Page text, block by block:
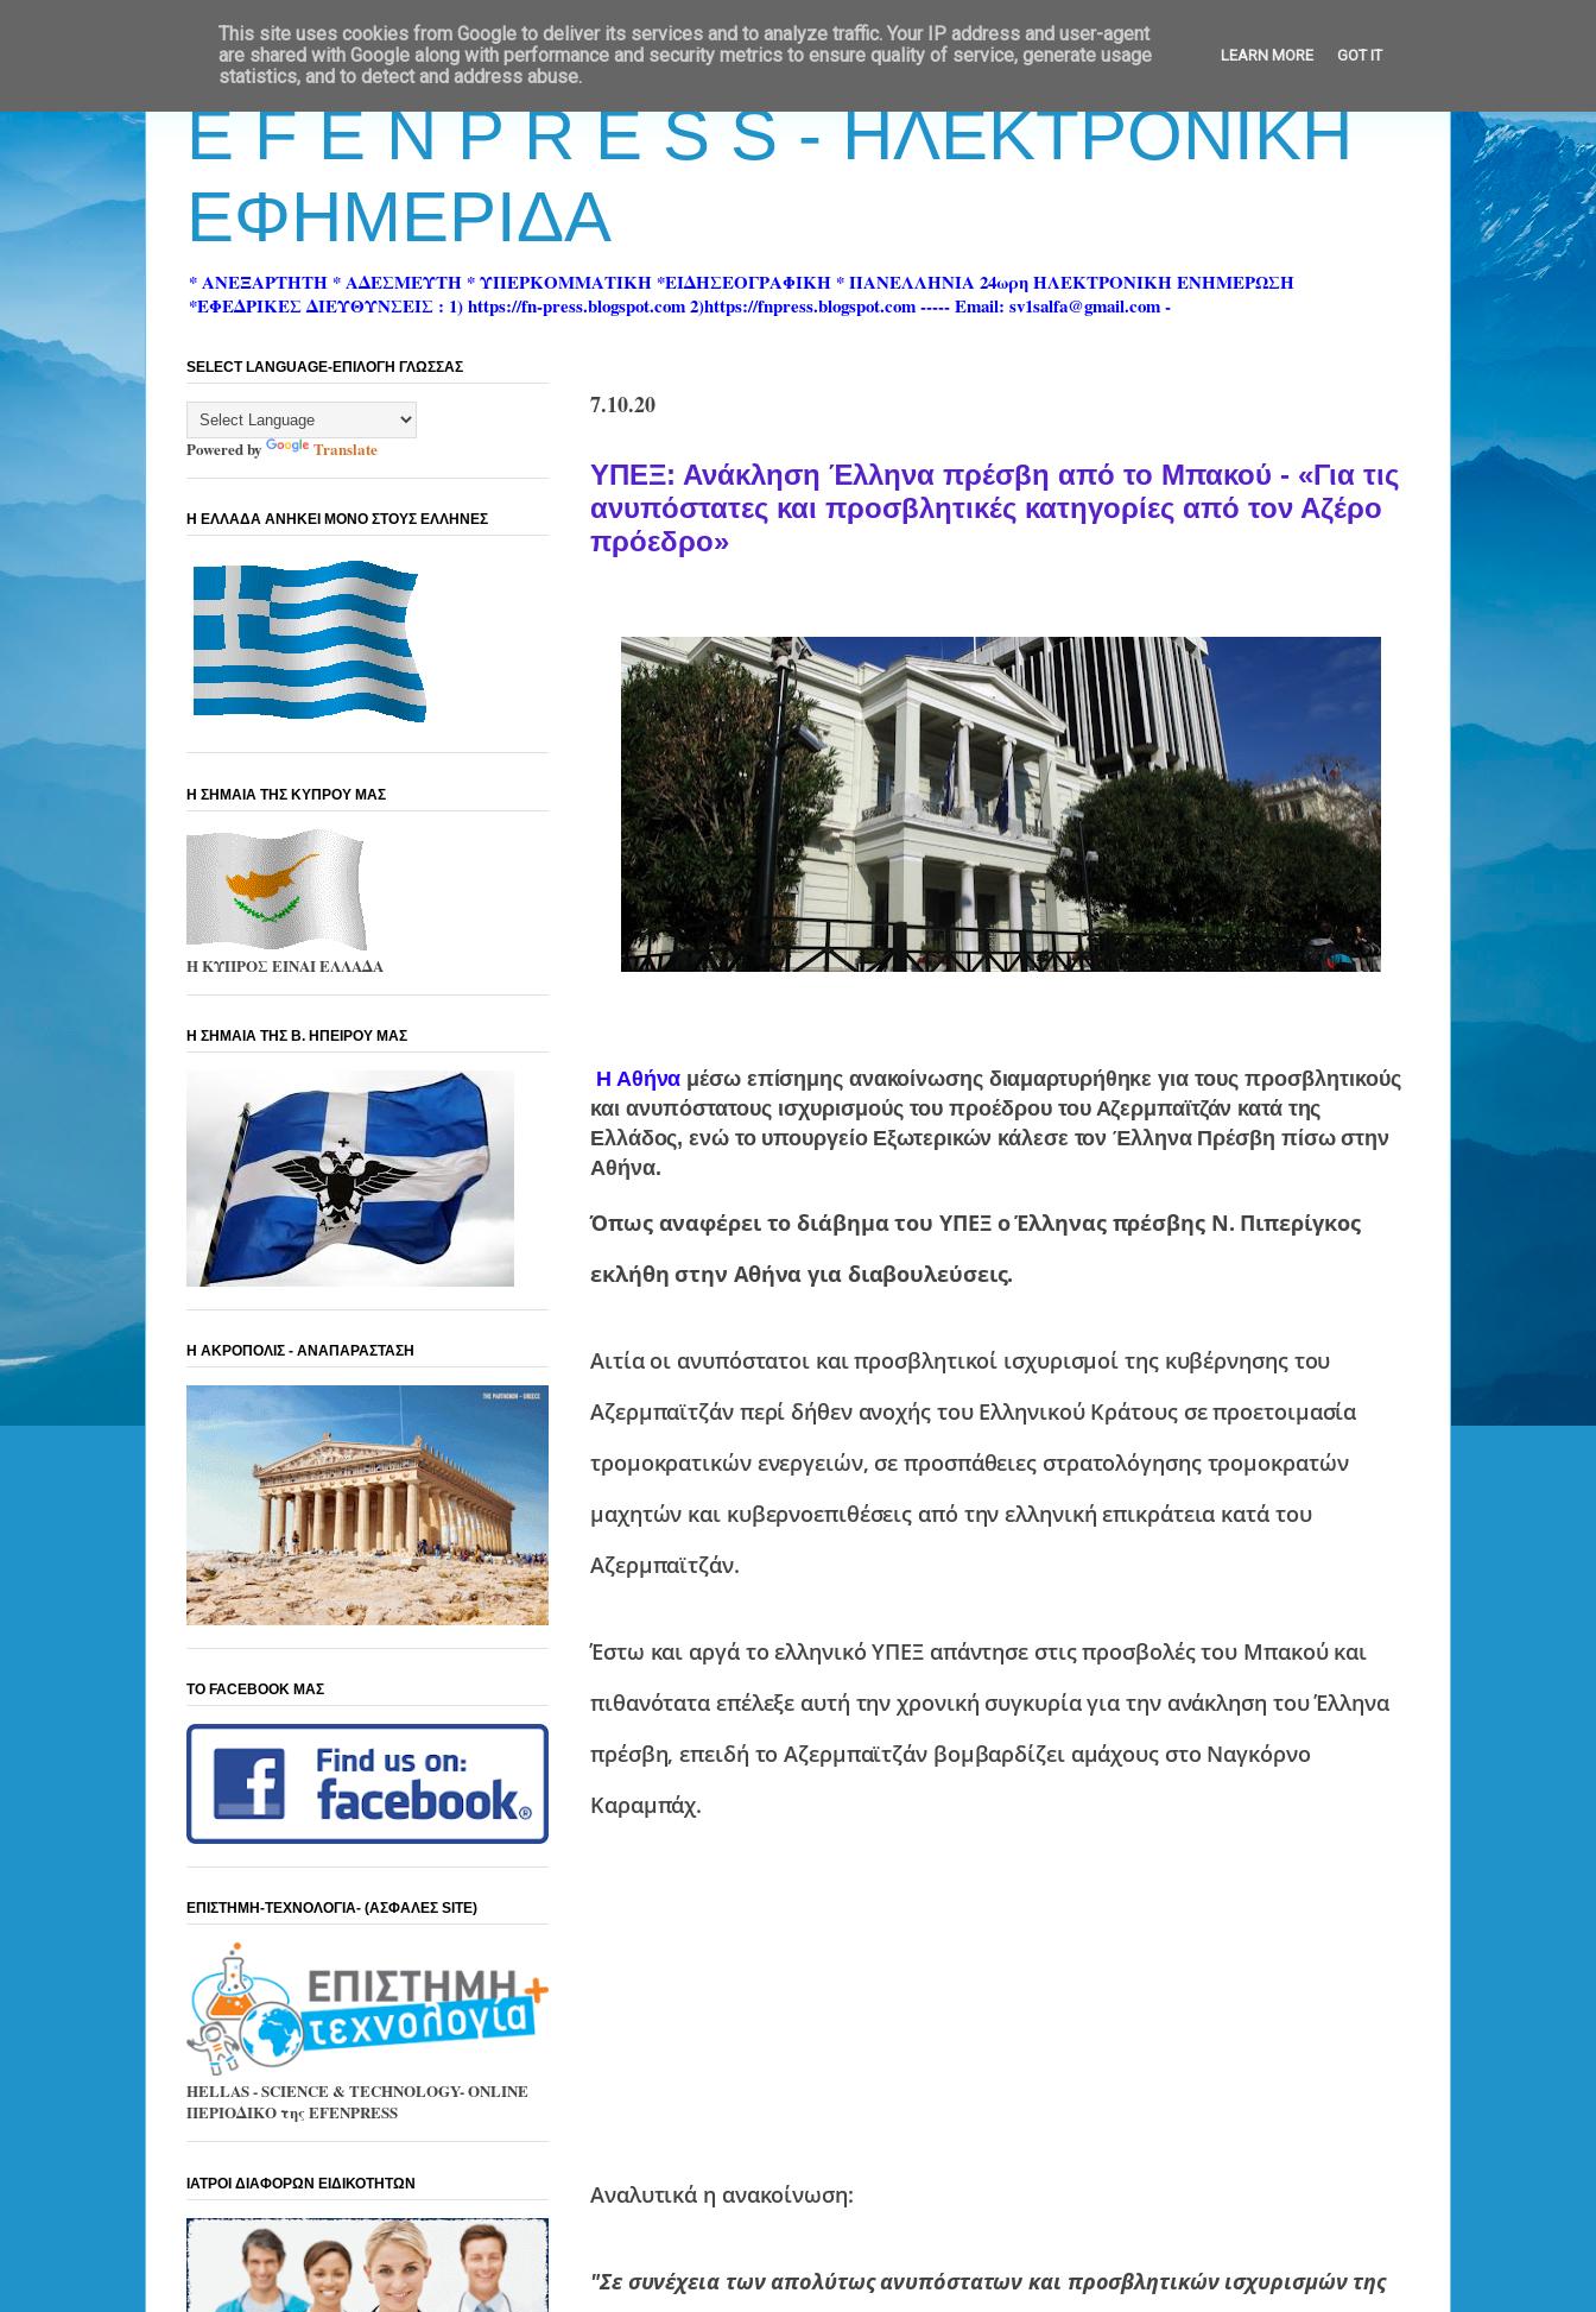
E F E N P R E S S - ΗΛΕΚΤΡΟΝΙΚΗ
ΕΦΗΜΕΡΙΔΑ
* ΑΝΕΞΑΡΤΗΤΗ * ΑΔΕΣΜΕΥΤΗ * ΥΠΕΡΚΟΜΜΑΤΙΚΗ *ΕΙΔΗΣΕΟΓΡΑΦΙΚΗ * ΠΑΝΕΛΛΗΝΙΑ 24ωρη ΗΛΕΚΤΡΟΝΙΚΗ ΕΝΗΜΕΡΩΣΗ
*ΕΦΕΔΡΙΚΕΣ ΔΙΕΥΘΥΝΣΕΙΣ : 1) https://fn-press.blogspot.com 2)https://fnpress.blogspot.com ----- Email: sv1salfa@gmail.com -
7.10.20
ΥΠΕΞ: Ανάκληση Έλληνα πρέσβη από το Μπακού - «Για τις
ανυπόστατες και προσβλητικές κατηγορίες από τον Αζέρο
πρόεδρο»
Η Αθήνα μέσω επίσημης ανακοίνωσης διαμαρτυρήθηκε για τους προσβλητικούς
και ανυπόστατους ισχυρισμούς του προέδρου του Αζερμπαϊτζάν κατά της
Ελλάδος, ενώ το υπουργείο Εξωτερικών κάλεσε τον Έλληνα Πρέσβη πίσω στην
Αθήνα.
Όπως αναφέρει το διάβημα του ΥΠΕΞ ο Έλληνας πρέσβης Ν. Πιπερίγκος
εκλήθη στην Αθήνα για διαβουλεύσεις.
Αιτία οι ανυπόστατοι και προσβλητικοί ισχυρισμοί της κυβέρνησης του
Αζερμπαϊτζάν περί δήθεν ανοχής του Ελληνικού Κράτους σε προετοιμασία
τρομοκρατικών ενεργειών, σε προσπάθειες στρατολόγησης τρομοκρατών
μαχητών και κυβερνοεπιθέσεις από την ελληνική επικράτεια κατά του
Αζερμπαϊτζάν.
Έστω και αργά το ελληνικό ΥΠΕΞ απάντησε στις προσβολές του Μπακού και
πιθανότατα επέλεξε αυτή την χρονική συγκυρία για την ανάκληση του Έλληνα
πρέσβη, επειδή το Αζερμπαϊτζάν βομβαρδίζει αμάχους στο Ναγκόρνο
Καραμπάχ.
Αναλυτικά η ανακοίνωση:
"Σε συνέχεια των απολύτως ανυπόστατων και προσβλητικών ισχυρισμών της
SELECT LANGUAGE-ΕΠΙΛΟΓΗ ΓΛΩΣΣΑΣ
Powered by Translate
Η ΕΛΛΑΔΑ ΑΝΗΚΕΙ ΜΟΝΟ ΣΤΟΥΣ ΕΛΛΗΝΕΣ
Η ΣΗΜΑΙΑ ΤΗΣ ΚΥΠΡΟΥ ΜΑΣ
Η ΚΥΠΡΟΣ ΕΙΝΑΙ ΕΛΛΑΔΑ
Η ΣΗΜΑΙΑ ΤΗΣ Β. ΗΠΕΙΡΟΥ ΜΑΣ
Η ΑΚΡΟΠΟΛΙΣ - ΑΝΑΠΑΡΑΣΤΑΣΗ
ΤΟ FACEBOOK ΜΑΣ
ΕΠΙΣΤΗΜΗ-ΤΕΧΝΟΛΟΓΙΑ- (ΑΣΦΑΛΕΣ SITE)
HELLAS - SCIENCE & TECHNOLOGY- ONLINE
ΠΕΡΙΟΔΙΚΟ της EFENPRESS
ΙΑΤΡΟΙ ΔΙΑΦΟΡΩΝ ΕΙΔΙΚΟΤΗΤΩΝ
This site uses cookies from Google to deliver its services and to analyze traffic. Your IP address and user-agent
are shared with Google along with performance and security metrics to ensure quality of service, generate usage
statistics, and to detect and address abuse.
LEARN MORE GOT IT